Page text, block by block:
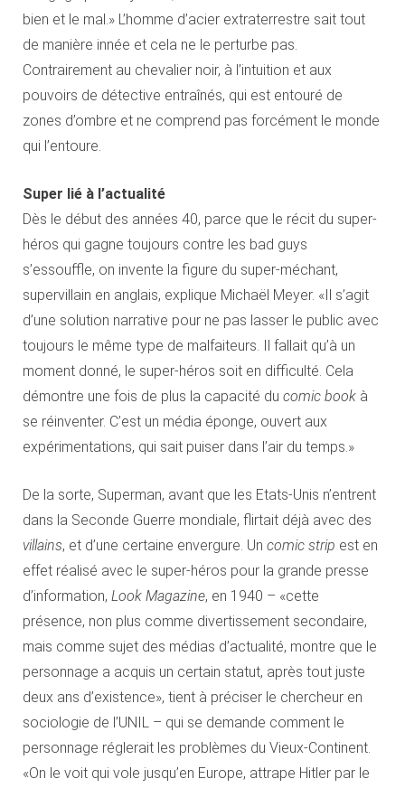
bien et le mal.» L’homme d’acier extraterrestre sait tout
de manière innée et cela ne le perturbe pas.
Contrairement au chevalier noir, à l’intuition et aux
pouvoirs de détective entraînés, qui est entouré de
zones d’ombre et ne comprend pas forcément le monde
qui l’entoure.
Super lié à l’actualité
Dès le début des années 40, parce que le récit du super-
héros qui gagne toujours contre les bad guys
s’essouffle, on invente la figure du super-méchant,
supervillain en anglais, explique Michaël Meyer. «Il s’agit
d’une solution narrative pour ne pas lasser le public avec
toujours le même type de malfaiteurs. Il fallait qu’à un
moment donné, le super-héros soit en difficulté. Cela
démontre une fois de plus la capacité du comic book à
se réinventer. C’est un média éponge, ouvert aux
expérimentations, qui sait puiser dans l’air du temps.»
De la sorte, Superman, avant que les Etats-Unis n’entrent
dans la Seconde Guerre mondiale, flirtait déjà avec des
villains, et d’une certaine envergure. Un comic strip est en
effet réalisé avec le super-héros pour la grande presse
d’information, Look Magazine, en 1940 – «cette
présence, non plus comme divertissement secondaire,
mais comme sujet des médias d’actualité, montre que le
personnage a acquis un certain statut, après tout juste
deux ans d’existence», tient à préciser le chercheur en
sociologie de l’UNIL – qui se demande comment le
personnage réglerait les problèmes du Vieux-Continent.
«On le voit qui vole jusqu’en Europe, attrape Hitler par le